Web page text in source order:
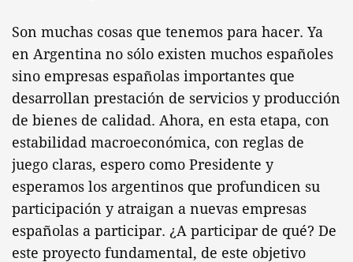
Son muchas cosas que tenemos para hacer. Ya
en Argentina no sólo existen muchos españoles
sino empresas españolas importantes que
desarrollan prestación de servicios y producción
de bienes de calidad. Ahora, en esta etapa, con
estabilidad macroeconómica, con reglas de
juego claras, espero como Presidente y
esperamos los argentinos que profundicen su
participación y atraigan a nuevas empresas
españolas a participar. ¿A participar de qué? De
este proyecto fundamental, de este objetivo